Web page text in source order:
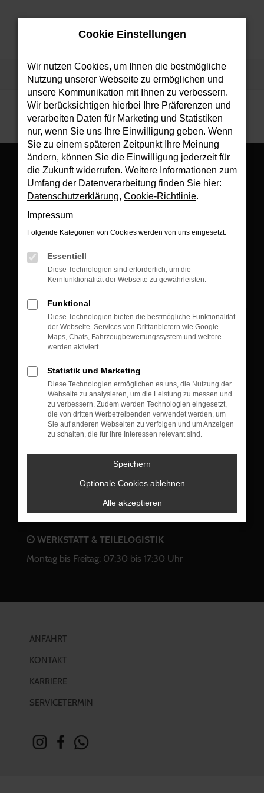
Zum
Startseite Fahrzeugsuche
können Daten an Dritte weitergegeben werden. Wenn Sie damit
einverstanden sind, klicken Sie bitte auf "Bestätigen".
KONTAKT
Münchner Straße 105
83607 Holzkirchen
+49 8024 10 04
VERKAUF
Freitag : 09:00 bis 17:30 Uhr
+49 8024 4773130
WERKSTATT & TEILELOGISTIK
Montag bis Freitag: 07:30 bis 17:30 Uhr
ANFAHRT
KONTAKT
KARRIERE
SERVICETERMIN
Cookie Einstellungen
Wir nutzen Cookies, um Ihnen die bestmögliche
Nutzung unserer Webseite zu ermöglichen und
unsere Kommunikation mit Ihnen zu verbessern.
Wir berücksichtigen hierbei Ihre Präferenzen und
verarbeiten Daten für Marketing und Statistiken
nur, wenn Sie uns Ihre Einwilligung geben. Wenn
Sie zu einem späteren Zeitpunkt Ihre Meinung
ändern, können Sie die Einwilligung jederzeit für
die Zukunft widerrufen. Weitere Informationen zum
Umfang der Datenverarbeitung finden Sie hier:
Datenschutzerklärung, Cookie-Richtlinie.
Impressum
Folgende Kategorien von Cookies werden von uns eingesetzt:
Essentiell
Diese Technologien sind erforderlich, um die
Kernfunktionalität der Webseite zu gewährleisten.
Funktional
Diese Technologien bieten die bestmögliche Funktionalität
der Webseite. Services von Drittanbietern wie Google
Maps, Chats, Fahrzeugbewertungssystem und weitere
werden aktiviert.
Statistik und Marketing
Diese Technologien ermöglichen es uns, die Nutzung der
Webseite zu analysieren, um die Leistung zu messen und
zu verbessern. Zudem werden Technologien eingesetzt,
die von dritten Werbetreibenden verwendet werden, um
Sie auf anderen Webseiten zu verfolgen und um Anzeigen
zu schalten, die für Ihre Interessen relevant sind.
Speichern
Optionale Cookies ablehnen
Alle akzeptieren